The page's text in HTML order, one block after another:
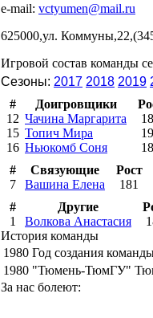
e-mail: vctyumen@mail.ru
625000,ул.
Игровой состав команды
Сезоны: 2017 2018 2019
#
Доигровщики
12 Чачина Маргарита
15 Топич Мира
16 Ньюкомб Соня
#
Связующие Рост
7
Вашина Елена 181
#
Другие
1
Волкова Анастасия
История команды
1980 Год создания
1980 "Тюмень-ТюмГУ"
За нас болеют: